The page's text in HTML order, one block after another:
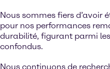
Nous sommes fiers d’avoir
pour nos performances
durabilité, figurant parmi
confondus.
Nous continuons de